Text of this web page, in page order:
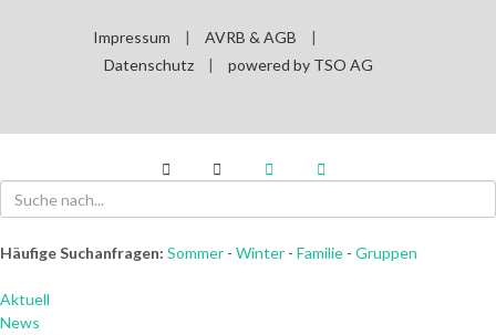
Impressum | AVRB & AGB
|
Datenschutz
| powered by TSO AG
Häufige Suchanfragen: Sommer - Winter - Familie - Gruppen
Aktuell
News